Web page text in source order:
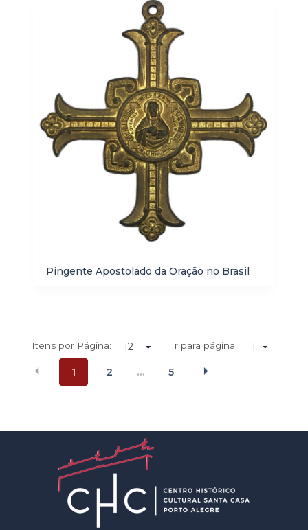
Pingente Apostolado da Oração no Brasil
Itens por Página: Ir para página: 1
1 2 … 5